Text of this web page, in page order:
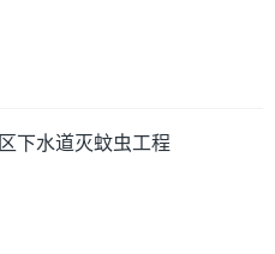
下水道灭蚊虫工程